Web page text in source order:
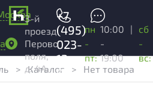
+7
(495)
023-
13-
03
3-й
проезд
Перово
поля,
д. 4А
пн
-
пт:
10:00
-
19:00
|
сб
-
вс:
> Каталог > Нет товара